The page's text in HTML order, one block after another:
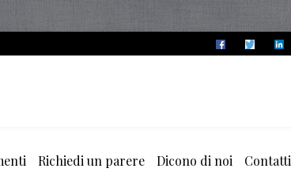
Richiedi un parere Dicono di noi Contatti